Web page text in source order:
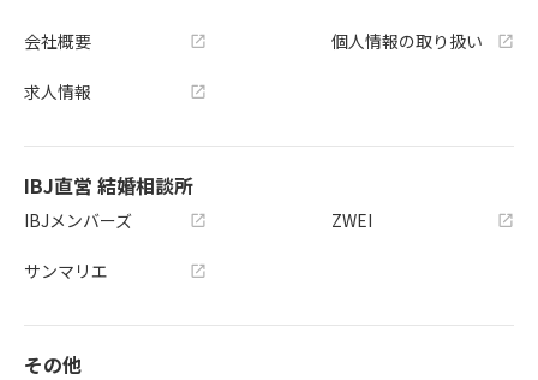
会社概要
求人情報
個人情報の取り扱い
IBJ直営 結婚相談所
IBJメンバーズ
サンマリエ
ZWEI
その他